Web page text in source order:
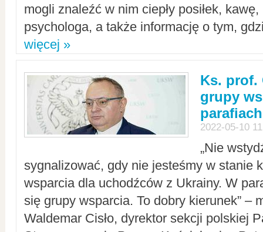
mogli znaleźć w nim ciepły posiłek,
psychologa, a także informację o tym,
więcej »
Ks. prof.
grupy
parafiach
2022-05-10
„Nie
sygnalizować, gdy nie jesteśmy w stanie
wsparcia dla uchodźców z Ukrainy. W
się grupy wsparcia. To dobry kierunek” –
Waldemar Cisło, dyrektor sekcji polskiej